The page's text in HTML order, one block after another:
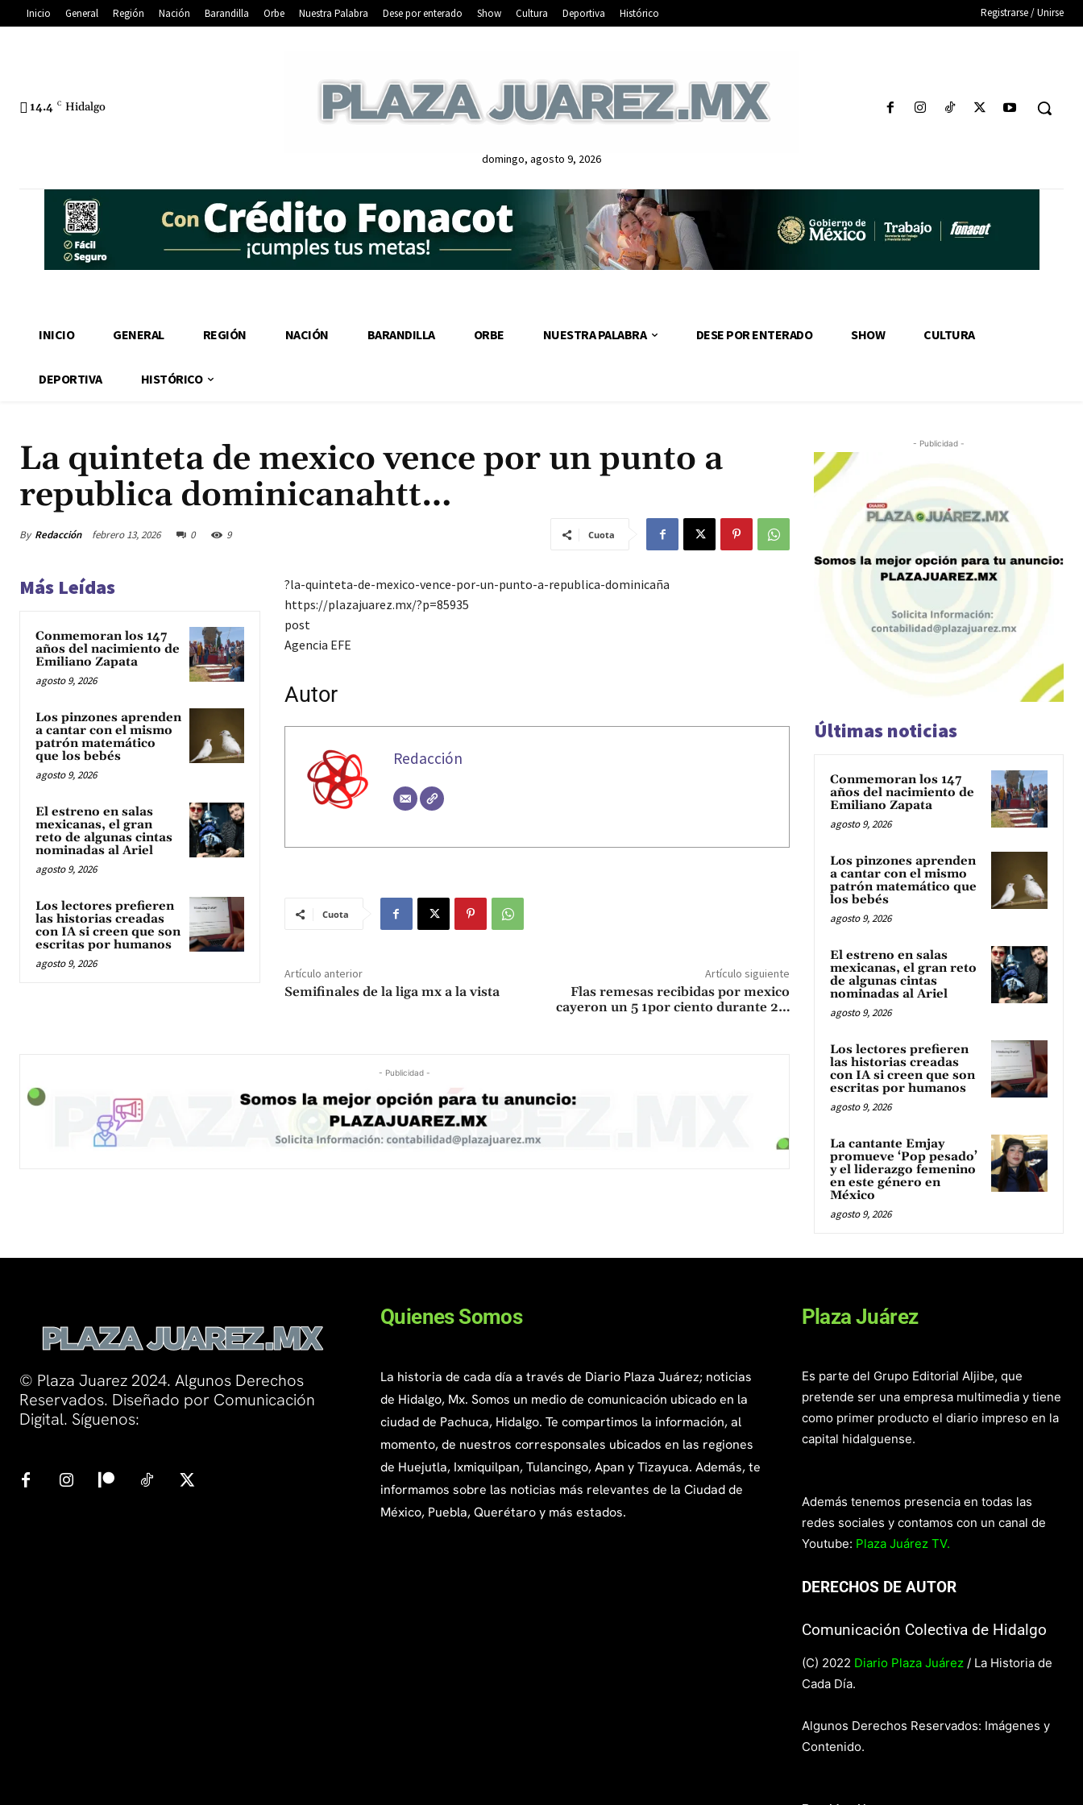
Inicio General Región Nación Barandilla Orbe Nuestra Palabra Dese por enterado Show Cultura Deportiva Histórico Registrarse / Unirse
14.4 C Hidalgo
domingo, agosto 9, 2026
INICIO GENERAL REGIÓN NACIÓN BARANDILLA ORBE NUESTRA PALABRA DESE POR ENTERADO SHOW CULTURA
DEPORTIVA HISTÓRICO
La quinteta de mexico vence por un punto a
republica dominicanahtt…
By Redacción febrero 13, 2026 0 9 Cuota
Más Leídas
Conmemoran los 147
años del nacimiento de
Emiliano Zapata
agosto 9, 2026
Los pinzones aprenden
a cantar con el mismo
patrón matemático
que los bebés
agosto 9, 2026
El estreno en salas
mexicanas, el gran
reto de algunas cintas
nominadas al Ariel
agosto 9, 2026
Los lectores prefieren
las historias creadas
con IA si creen que son
escritas por humanos
agosto 9, 2026
?la-quinteta-de-mexico-vence-por-un-punto-a-republica-dominicaña
https://plazajuarez.mx/?p=85935
post
Agencia EFE
Autor
Redacción
Cuota
Artículo anterior
Semifinales de la liga mx a la vista
Artículo siguiente
Flas remesas recibidas por mexico
cayeron un 5 1por ciento durante 2…
- Publicidad -
- Publicidad -
Últimas noticias
Conmemoran los 147
años del nacimiento de
Emiliano Zapata
agosto 9, 2026
Los pinzones aprenden
a cantar con el mismo
patrón matemático que
los bebés
agosto 9, 2026
El estreno en salas
mexicanas, el gran reto
de algunas cintas
nominadas al Ariel
agosto 9, 2026
Los lectores prefieren
las historias creadas
con IA si creen que son
escritas por humanos
agosto 9, 2026
La cantante Emjay
promueve ‘Pop pesado’
y el liderazgo femenino
en este género en
México
agosto 9, 2026
© Plaza Juarez 2024. Algunos Derechos
Reservados. Diseñado por Comunicación
Digital. Síguenos:
Quienes Somos
La historia de cada día a través de Diario Plaza Juárez; noticias
de Hidalgo, Mx. Somos un medio de comunicación ubicado en la
ciudad de Pachuca, Hidalgo. Te compartimos la información, al
momento, de nuestros corresponsales ubicados en las regiones
de Huejutla, Ixmiquilpan, Tulancingo, Apan y Tizayuca. Además, te
informamos sobre las noticias más relevantes de la Ciudad de
México, Puebla, Querétaro y más estados.
Plaza Juárez
Es parte del Grupo Editorial Aljibe, que
pretende ser una empresa multimedia y tiene
como primer producto el diario impreso en la
capital hidalguense.
Además tenemos presencia en todas las
redes sociales y contamos con un canal de
Youtube: Plaza Juárez TV.
DERECHOS DE AUTOR
Comunicación Colectiva de Hidalgo
(C) 2022 Diario Plaza Juárez / La Historia de
Cada Día.
Algunos Derechos Reservados: Imágenes y
Contenido.